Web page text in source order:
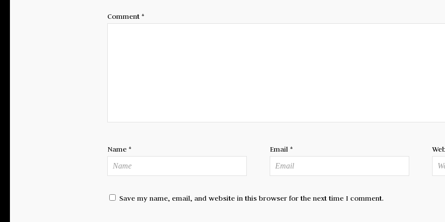
Comment *
Name * Email *
Save my name, email, and website in this browser for the next time I comment.